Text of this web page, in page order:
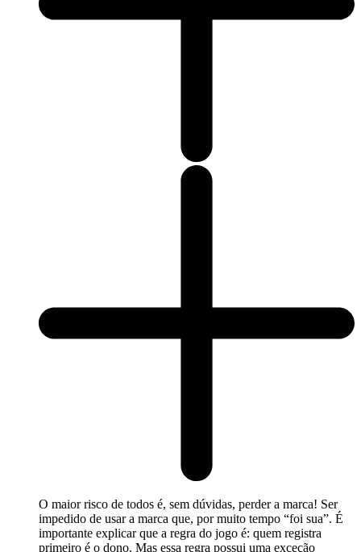
O maior risco de todos é, sem dúvidas, perder a marca! Ser
impedido de usar a marca que, por muito tempo “foi sua”. É
importante explicar que a regra do jogo é: quem registra
primeiro é o dono. Mas essa regra possui uma exceção